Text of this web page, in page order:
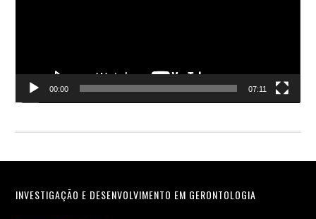
00:00 07:11
Footer
INVESTIGAÇÃO E DESENVOLVIMENTO EM GERONTOLOGIA